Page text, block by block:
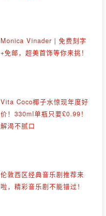
Monica Vinader | 免费刻字
+免邮，超美首饰等你来挑！
Vita Coco椰子水惊现年度好
价！330ml单瓶只要£0.99！
解渴不腻口
伦敦西区经典音乐剧推荐来
啦，精彩音乐剧不能错过！